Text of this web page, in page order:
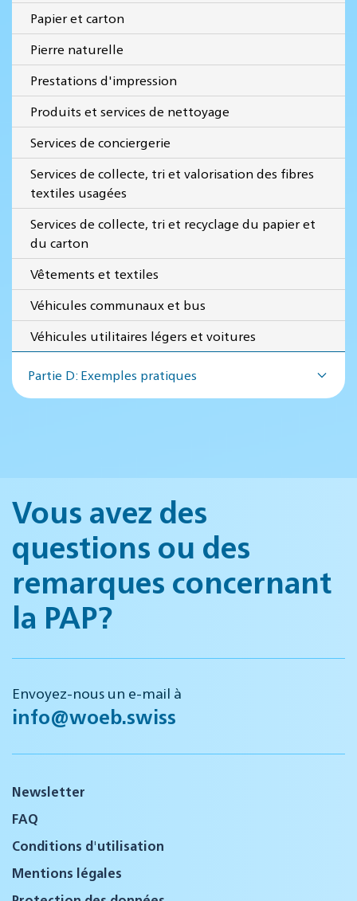
Papier et carton
Pierre naturelle
Prestations d'impression
Produits et services de nettoyage
Services de conciergerie
Services de collecte, tri et valorisation des fibres
textiles usagées
Services de collecte, tri et recyclage du papier et
du carton
Vêtements et textiles
Véhicules communaux et bus
Véhicules utilitaires légers et voitures
Partie D: Exemples pratiques
Vous avez des
questions ou des
remarques concernant
la PAP?
Envoyez-nous un e-mail à
info@woeb.swiss
Newsletter
FAQ
Conditions d'utilisation
Mentions légales